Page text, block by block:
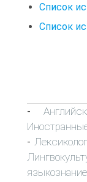
Список
Список
-
-
языкознание